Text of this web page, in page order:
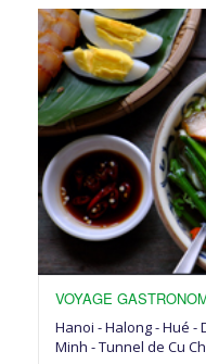
VOYAGE
Hanoi - Halong - Hué -
Minh - Tunnel de Cu